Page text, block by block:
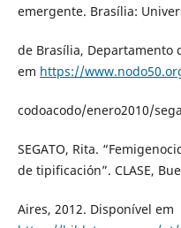
emergente. Brasília:
de Brasília, Departamento
em https://
codoacodo/enero2010/
SEGATO, Rita.
de tipificación”. CLASE,
Aires, 2012. Disponível em